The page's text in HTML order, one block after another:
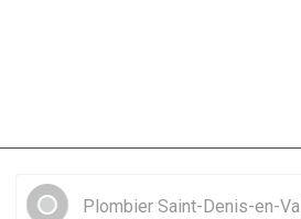
Plombier Saint-Denis-en-Val